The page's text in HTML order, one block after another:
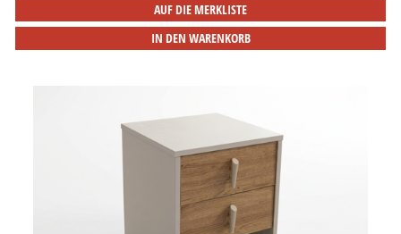
AUF DIE MERKLISTE
IN DEN WARENKORB